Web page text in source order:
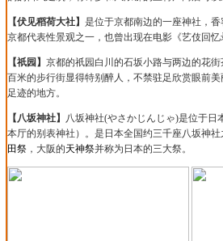
【伏见稻荷大社】 是位于京都南边的一座神社，
京都代表性景观之一，也曾出现在电影《艺伎回忆
【祇园 】 京都的祇园白川的石坂小路与两边的花
百米的步行街显得特别醉人，不禁驻足欣赏眼前
足迹的地方。
【八坂神社】 八坂神社(やさかじんじゃ)是位于日
本厅的别表神社）。 是日本全国约三千座八坂神社
田祭，大阪的天神祭并称为日本的三大祭。